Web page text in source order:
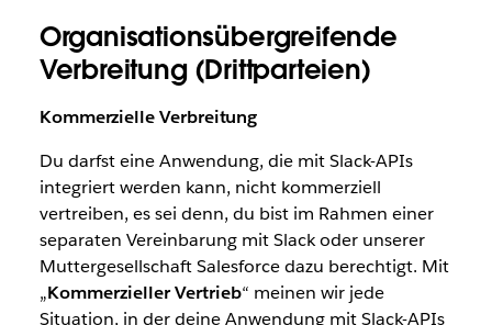
Organisationsübergreifende
Verbreitung (Drittparteien)
Kommerzielle Verbreitung
Du darfst eine Anwendung, die mit Slack-APIs
integriert werden kann, nicht kommerziell
vertreiben, es sei denn, du bist im Rahmen einer
separaten Vereinbarung mit Slack oder unserer
Muttergesellschaft Salesforce dazu berechtigt. Mit
„Kommerzieller Vertrieb“ meinen wir jede
Situation, in der deine Anwendung mit Slack-APIs